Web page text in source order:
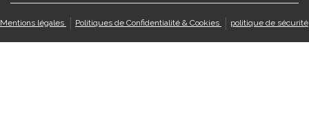
Mentions légales Politiques de Confidentialité & Cookies politique de sécurité